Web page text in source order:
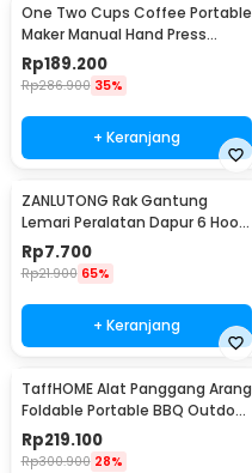
One Two Cups Coffee Portable
Maker Manual Hand Press
Espresso 300ml - T35066
Rp189.200
Rp286.900 35%
+ Keranjang
ZANLUTONG Rak Gantung
Lemari Peralatan Dapur 6 Hook
Besi - 2137
Rp7.700
Rp21.900 65%
+ Keranjang
TaffHOME Alat Panggang Arang
Foldable Portable BBQ Outdoor
Grill Stove - HWSK77
Rp219.100
Rp300.900 28%